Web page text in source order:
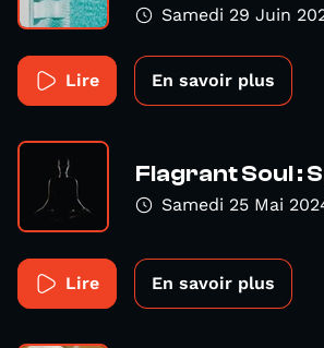
Samedi 29 Juin
Lire En savoir plus
Flagrant Soul :
Samedi 25 Mai
Lire En savoir plus